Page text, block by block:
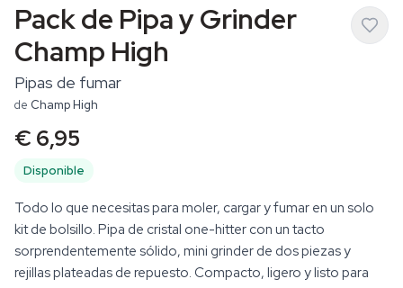
Pack de Pipa y Grinder
Champ High
Pipas de fumar
de Champ High
€ 6,95
Disponible
Todo lo que necesitas para moler, cargar y fumar en un solo
kit de bolsillo. Pipa de cristal one-hitter con un tacto
sorprendentemente sólido, mini grinder de dos piezas y
rejillas plateadas de repuesto. Compacto, ligero y listo para